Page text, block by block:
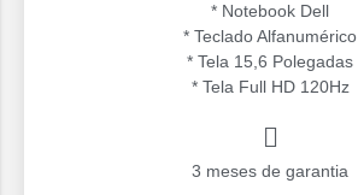
* Notebook Dell
* Teclado Alfanumérico
* Tela 15,6 Polegadas
* ⁠Tela Full HD 120Hz
3 meses de garantia